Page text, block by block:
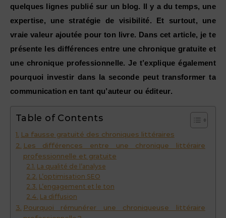
quelques lignes publié sur un blog. Il y a du temps, une
expertise, une stratégie de visibilité. Et surtout, une
vraie valeur ajoutée pour ton livre. Dans cet article, je te
présente les différences entre une chronique gratuite et
une chronique professionnelle. Je t’explique également
pourquoi investir dans la seconde peut transformer ta
communication en tant qu’auteur ou éditeur.
Table of Contents
La fausse gratuité des chroniques littéraires
Les différences entre une chronique littéraire
professionnelle et gratuite
La qualité de l’analyse
L’optimisation SEO
L’engagement et le ton
La diffusion
Pourquoi rémunérer une chroniqueuse littéraire